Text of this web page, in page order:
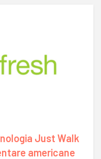
Just Walk
americane